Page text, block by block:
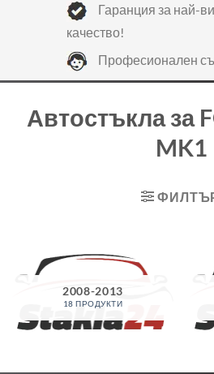
Гаранция за най-
качество!
Професионален
Автостъкла за
MK1
2008-2013
18 ПРОДУКТИ